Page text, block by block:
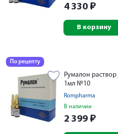
4 330 ₽
В корзину
По рецепту
Румалон
1мл №10
Rompharma
В наличии
2 399 ₽